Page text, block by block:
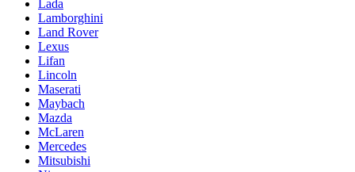
Lada
Lamborghini
Land Rover
Lexus
Lifan
Lincoln
Maserati
Maybach
Mazda
McLaren
Mercedes
Mitsubishi